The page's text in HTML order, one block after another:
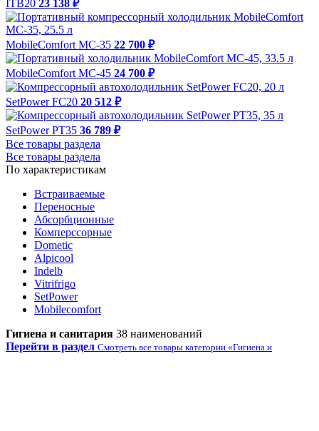
ITB20 23 138 ₽
MobileComfort MC-35 22 700 ₽
MobileComfort MC-45 24 700 ₽
SetPower FC20 20 512 ₽
SetPower PT35 36 789 ₽
Все товары раздела
Все товары раздела
По характеристикам
Встраиваемые
Переносные
Абсорбционные
Комперссорные
Dometic
Alpicool
Indelb
Vitrifrigo
SetPower
Mobilecomfort
Гигиена и санитария 38 наименований
Перейти в раздел Смотреть все товары категории «Гигиена и